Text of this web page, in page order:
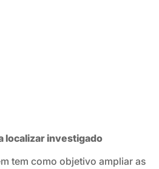
localizar investigado
tem como objetivo ampliar as